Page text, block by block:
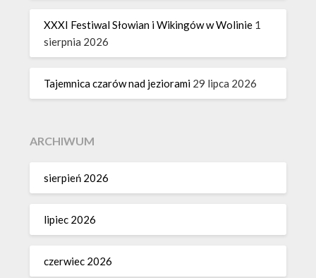
XXXI Festiwal Słowian i Wikingów w Wolinie 1
sierpnia 2026
Tajemnica czarów nad jeziorami 29 lipca 2026
ARCHIWUM
sierpień 2026
lipiec 2026
czerwiec 2026